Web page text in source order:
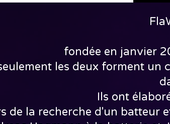
fondée en janvier
les deux forment un
Ils ont
de la recherche d'un batteur